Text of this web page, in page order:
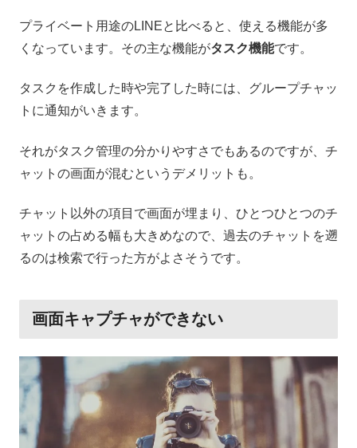
プライベート用途のLINEと比べると、使える機能が多
くなっています。その主な機能がタスク機能です。
タスクを作成した時や完了した時には、グループチャッ
トに通知がいきます。
それがタスク管理の分かりやすさでもあるのですが、チ
ャットの画面が混むというデメリットも。
チャット以外の項目で画面が埋まり、ひとつひとつのチ
ャットの占める幅も大きめなので、過去のチャットを遡
るのは検索で行った方がよさそうです。
画面キャプチャができない